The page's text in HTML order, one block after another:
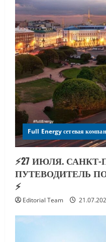
Full Energy сетевая
⚡️27 ИЮЛЯ.
ПУТЕВОДИТЕЛЬ ПО
⚡️
Editorial Team